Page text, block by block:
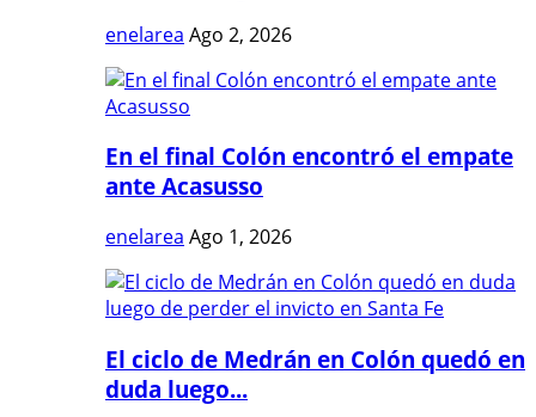
enelarea Ago 2, 2026
En el final Colón encontró el empate
ante Acasusso
enelarea Ago 1, 2026
El ciclo de Medrán en Colón quedó en
duda luego...